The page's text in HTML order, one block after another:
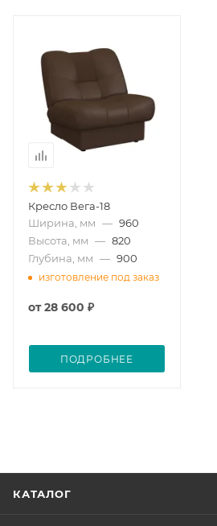
Кресло Вега-18
Ширина, мм — 960
Высота, мм — 820
Глубина, мм — 900
изготовление под заказ
от28 600 ₽
ПОДРОБНЕЕ
КАТАЛОГ